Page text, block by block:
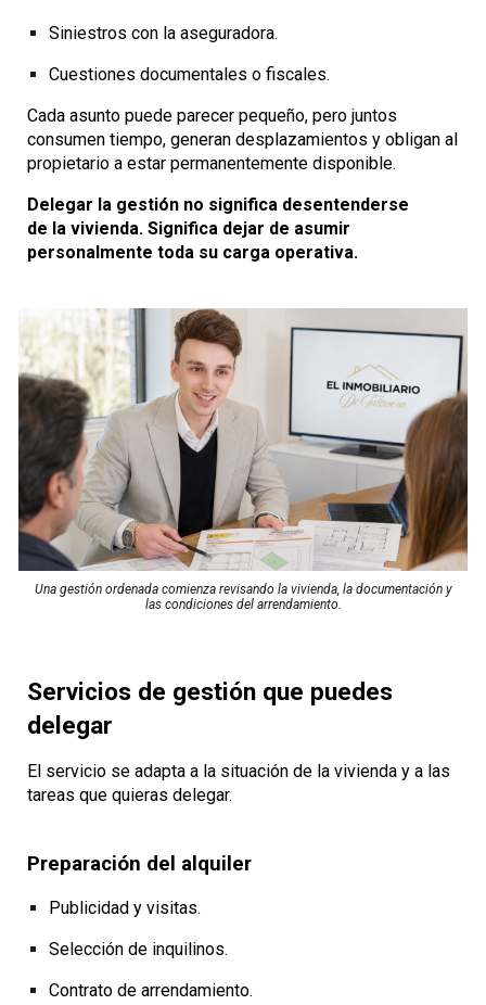
Siniestros con la aseguradora.
Cuestiones documentales o fiscales.
Cada asunto puede parecer pequeño, pero juntos
consumen tiempo, generan desplazamientos y obligan al
propietario a estar permanentemente disponible.
Delegar la gestión no significa desentenderse
de la vivienda. Significa dejar de asumir
personalmente toda su carga operativa.
Una gestión ordenada comienza revisando la vivienda, la documentación y
las condiciones del arrendamiento.
Servicios de gestión que puedes
delegar
El servicio se adapta a la situación de la vivienda y a las
tareas que quieras delegar.
Preparación del alquiler
Publicidad y visitas.
Selección de inquilinos.
Contrato de arrendamiento.